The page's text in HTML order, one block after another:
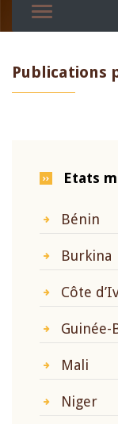
Publications
Etats
Bénin
Burkina
Côte
Guinée-
Mali
Niger